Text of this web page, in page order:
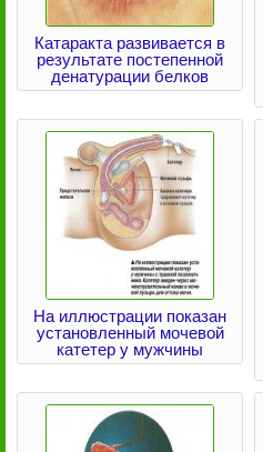
Катаракта развивается в
результате постепенной
денатурации белков
На иллюстрации показан
установленный мочевой
катетер у мужчины